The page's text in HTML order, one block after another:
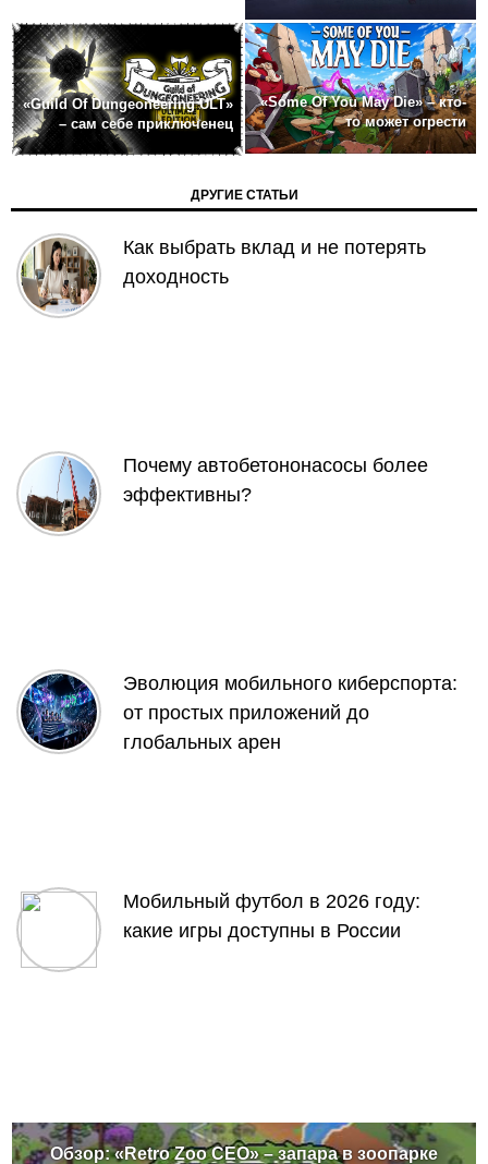
«Guild Of Dungeoneering ULT»
– сам себе приключенец
«Some Of You May Die» – кто-
то может огрести
ДРУГИЕ СТАТЬИ
Как выбрать вклад и не потерять
доходность
Почему автобетононасосы более
эффективны?
Эволюция мобильного киберспорта:
от простых приложений до
глобальных арен
Мобильный футбол в 2026 году:
какие игры доступны в России
Обзор: «Retro Zoo CEO» – запара в зоопарке